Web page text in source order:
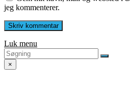
jeg kommenterer.
Luk menu
×